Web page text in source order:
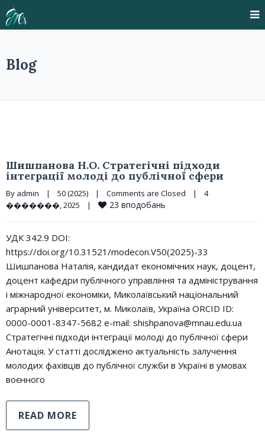
Blog
Шишпанова Н.О. Стратегічні підходи
інтеграції молоді до публічної сфери
By admin | 50 (2025) | Comments are Closed |
4
�������, 2025
| 23 вподобань
УДК 342.9 DOI:
https://doi.org/10.31521/modecon.V50(2025)-33
Шишпанова Наталія, кандидат економічних наук, доцент,
доцент кафедри публічного управління та адміністрування
і міжнародної економіки, Миколаївський національний
аграрний університет, м. Миколаїв, Україна ORCID ID:
0000-0001-8347-5682 e-mail: shishpanova@mnau.edu.ua
Стратегічні підходи інтеграції молоді до публічної сфери
Анотація. У статті досліджено актуальність залучення
молодих фахівців до публічної служби в Україні в умовах
воєнного
READ MORE